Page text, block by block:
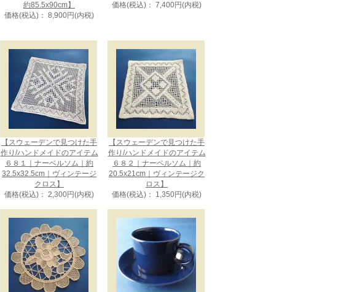
約85.5x90cm】
価格(税込)： 8,900円(内税)
価格(税込)： 7,400円(内税)
【スウェーデンで見つけた手
作り/ハンドメイドのアイテム
６８１｜ナーベルソム｜約
32.5x32.5cm｜ヴィンテージ
クロス】
価格(税込)： 2,300円(内税)
【スウェーデンで見つけた手
作り/ハンドメイドのアイテム
６８２｜ナーベルソム｜約
20.5x21cm｜ヴィンテージク
ロス】
価格(税込)： 1,350円(内税)